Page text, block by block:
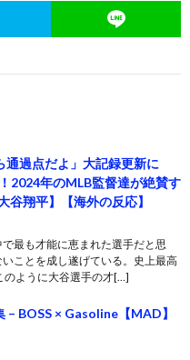
通過点だよ」大記録更新に
2024年のMLB監督達が絶賛す
谷翔平】【海外の反応】
で最も才能に恵まれた選手だと思
ことを成し遂げている。史上最高
のように大谷選手の才[…]
– BOSS × Gasoline【MAD】